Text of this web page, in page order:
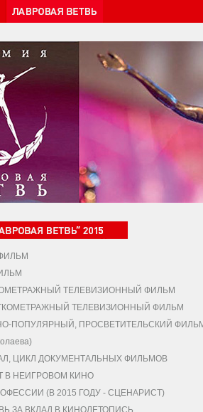
ТЕЛЕВИЗИОННЫЙ ФИЛЬМ
ТЕЛЕВИЗИОННЫЙ ФИЛЬМ
ПОПУЛЯРНЫЙ, ПРОСВЕТИТЕЛЬСКИЙ
ЦИКЛ ДОКУМЕНТАЛЬНЫХ ФИЛЬМОВ
НЕИГРОВОМ КИНО
(В 2015 ГОДУ - СЦЕНАРИСТ)
ЗА ВКЛАД В КИНОЛЕТОПИСЬ